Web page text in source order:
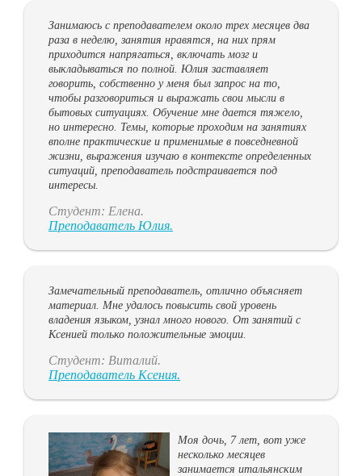
Занимаюсь с преподавателем около трех месяцев два
раза в неделю, занятия нравятся, на них прям
приходится напрягаться, включать мозг и
выкладываться по полной. Юлия заставляет
говорить, собственно у меня был запрос на то,
чтобы разговориться и выражать свои мысли в
бытовых ситуациях. Обучение мне дается тяжело,
но интересно. Темы, которые проходим на занятиях
вполне практические и применимые в повседневной
жизни, выражения изучаю в контексте определенных
ситуаций, преподаватель подстраивается под
интересы.
Студент: Елена.
Преподаватель Юлия.
Замечательный преподаватель, отлично объясняет
материал. Мне удалось повысить свой уровень
владения языком, узнал много нового. От занятий с
Ксенией только положительные эмоции.
Студент: Виталий.
Преподаватель Ксения.
Моя дочь, 7 лет, вот уже
несколько месяцев
занимается итальянским